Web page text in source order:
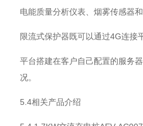
电能质量分析仪表、烟雾传感器
限流式保护器既可以通过4G连接
平台搭建在客户自己配置的服务
况。
5.4相关产品介绍